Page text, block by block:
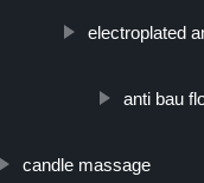
electroplated
anti bau
candle massage